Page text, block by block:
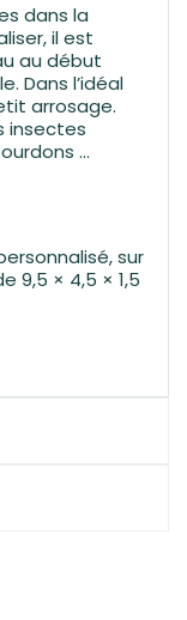
dans la
il est
au début
Dans l’idéal
arrosage.
insectes
…
sur
9,5 × 4,5 × 1,5